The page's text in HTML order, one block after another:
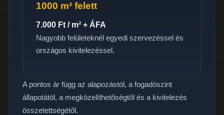
1000 m² felett
7.000 Ft / m² + ÁFA
Nagyobb felületeknél egyedi szervezéssel és
országos kivitelezéssel.
A pontos ár függ az alapozástól, a fogadószint
állapotától, a megközelíthetőségtől és a kivitelezés
összetettségétől.